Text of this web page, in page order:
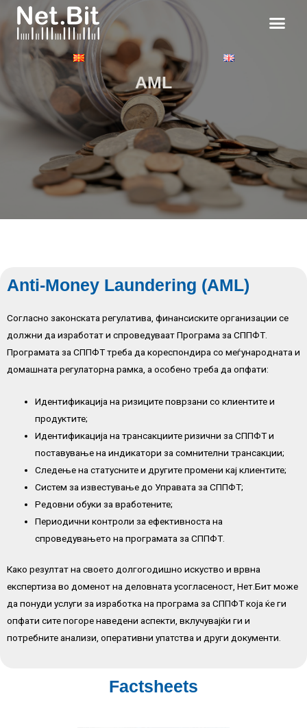
AML
Anti-Money Laundering (AML)
Согласно законската регулатива, финансиските организации се
должни да изработат и спроведуваат Програма за СППФТ.
Програмата за СППФТ треба да кореспондира со меѓународната и
домашната регулаторна рамка, а особено треба да опфати:
Идентификација на ризиците поврзани со клиентите и
продуктите;
Идентификација на трансакциите ризични за СППФТ и
поставување на индикатори за сомнителни трансакции;
Следење на статусните и другите промени кај клиентите;
Систем за известување до Управата за СППФТ;
Редовни обуки за вработените;
Периодични контроли за ефективноста на
спроведувањето на програмата за СППФТ.
Како резултат на своето долгогодишно искуство и врвна
експертиза во доменот на деловната усогласеност, Нет.Бит може
да понуди услуги за изработка на програма за СППФТ која ќе ги
опфати сите погоре наведени аспекти, вклучувајќи ги и
потребните анализи, оперативни упатства и други документи.
Factsheets